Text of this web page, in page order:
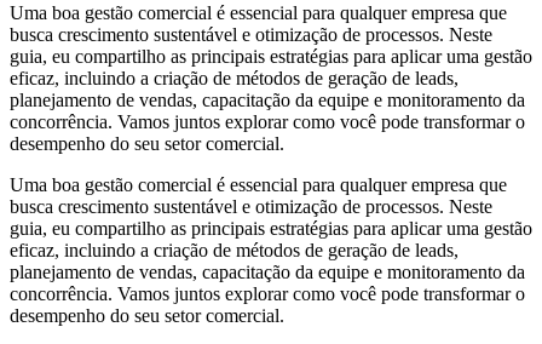
Uma boa gestão comercial é essencial para qualquer empresa que
busca crescimento sustentável e otimização de processos. Neste
guia, eu compartilho as principais estratégias para aplicar uma gestão
eficaz, incluindo a criação de métodos de geração de leads,
planejamento de vendas, capacitação da equipe e monitoramento da
concorrência. Vamos juntos explorar como você pode transformar o
desempenho do seu setor comercial.
Uma boa gestão comercial é essencial para qualquer empresa que
busca crescimento sustentável e otimização de processos. Neste
guia, eu compartilho as principais estratégias para aplicar uma gestão
eficaz, incluindo a criação de métodos de geração de leads,
planejamento de vendas, capacitação da equipe e monitoramento da
concorrência. Vamos juntos explorar como você pode transformar o
desempenho do seu setor comercial.